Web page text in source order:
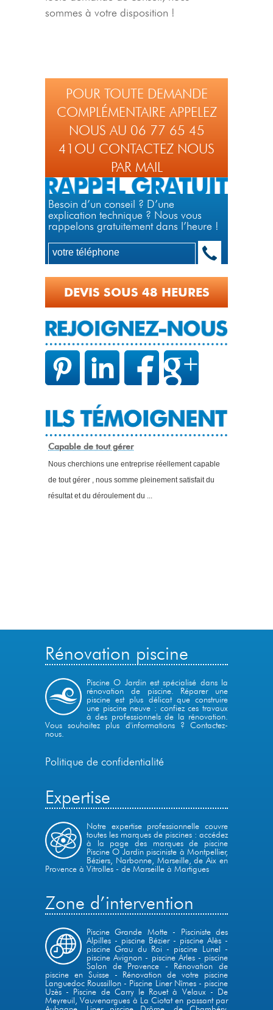
sommes à votre disposition !
POUR TOUTE DEMANDE
COMPLÉMENTAIRE APPELEZ
NOUS AU 06 77 65 45
41OU CONTACTEZ NOUS
PAR MAIL
Besoin d’un conseil ? D’une
explication technique ? Nous vous
rappelons gratuitement dans l’heure !
DEVIS SOUS 48 HEURES
Capable de tout gérer
Nous cherchions une entreprise réellement capable
de tout gérer , nous somme pleinement satisfait du
résultat et du déroulement du ...
Rénovation piscine
Piscine O Jardin est spécialisé dans la
rénovation de piscine. Réparer une
piscine est plus délicat que construire
une piscine neuve : confiez ces travaux
à des professionnels de la rénovation.
Vous souhaitez plus d'informations ? Contactez-
nous
Politique de confidentialité
Expertise
Notre expertise professionnelle couvre
toutes les marques de piscines : accédez
à la page des marques de piscine
Piscine O Jardin pisciniste à Montpellier,
Béziers, Narbonne, Marseille,de Aix en
Provence à Vitrolles - de Marseille à Martigues
Zone d’intervention
Piscine Grande Motte- Pisciniste des
Alpilles - piscine Bézier - piscine Alès -
piscine Grau du Roi- piscine Lunel -
piscine Avignon - piscine Arles- piscine
Salon de Provence - Rénovation de
piscine en Suisse- Rénovation de votre piscine
Languedoc Roussillon - Piscine Liner Nîmes- piscine
Uzès - Piscine de Carry le Rouet à Velaux - De
Meyreuil, Vauvenargues à La Ciotat en passant par